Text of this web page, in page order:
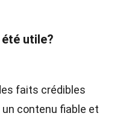
utile?
faits crédibles
contenu fiable et